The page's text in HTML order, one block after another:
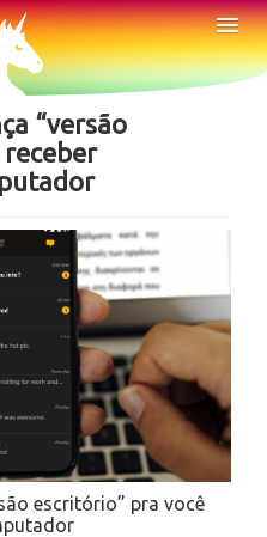
“versão
escritório” pra você